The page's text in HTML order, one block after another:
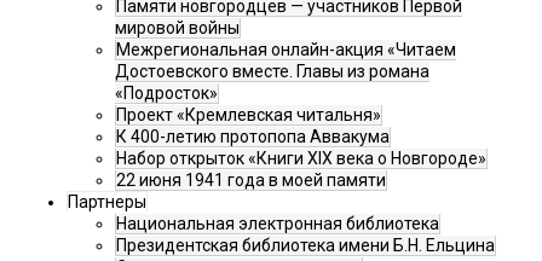
Памяти новгородцев — участников Первой
мировой войны
Межрегиональная онлайн-акция «Читаем
Достоевского вместе. Главы из романа
«Подросток»
Проект «Кремлевская читальня»
К 400-летию протопопа Аввакума
Набор открыток «Книги XIX века о Новгороде»
22 июня 1941 года в моей памяти
Партнеры
Национальная электронная библиотека
Президентская библиотека имени Б.Н. Ельцина